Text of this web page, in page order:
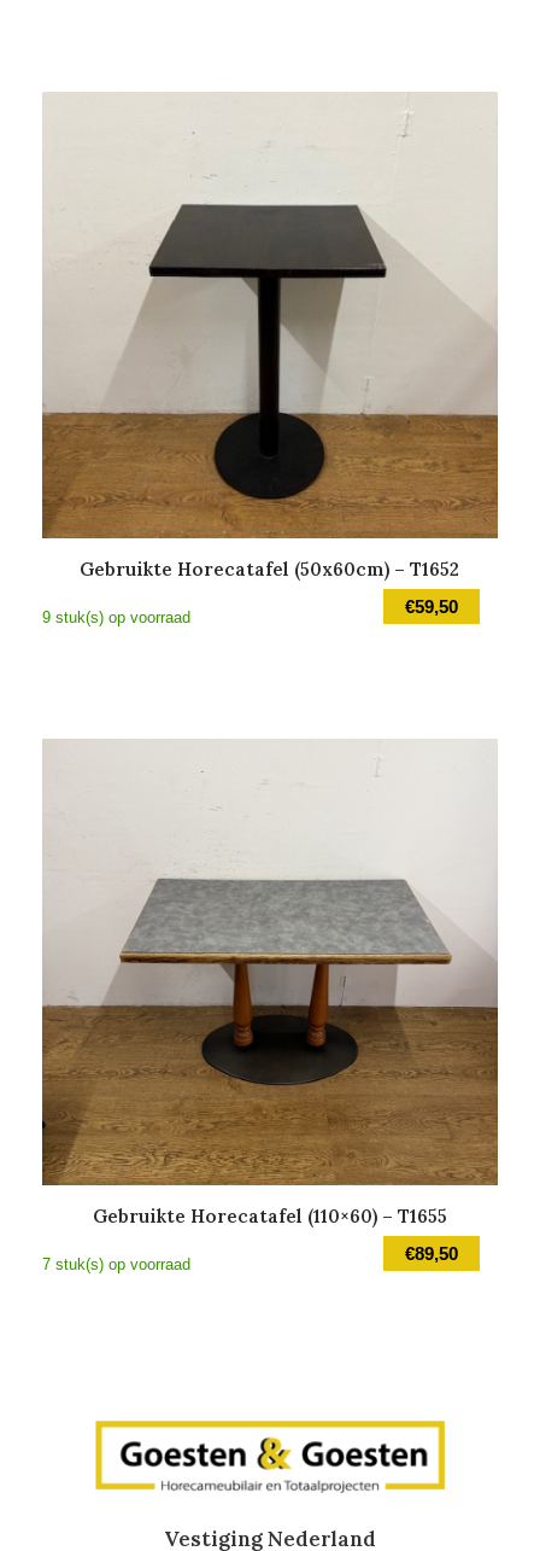
Gebruikte Horecatafel (50x60cm) – T1652
€59,50
9 stuk(s) op voorraad
Gebruikte Horecatafel (110×60) – T1655
€89,50
7 stuk(s) op voorraad
Vestiging Nederland